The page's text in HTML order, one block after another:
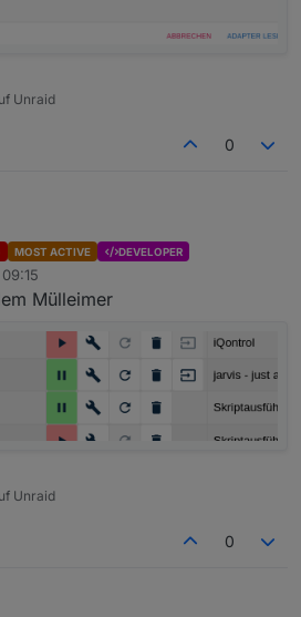
Unraid
0
MOST ACTIVE DEVELOPER
Mülleimer
Unraid
0